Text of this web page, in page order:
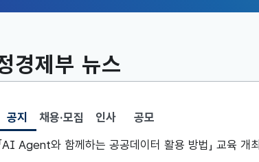
799.59 18.87(상승)
물가정책과
'26.7월 소비자물가 동향
자료 더보기
경제부 뉴스
공지
선택됨
지
AI Agent와 함께하는 공공데이터 활용 방법」 교육 개최
채용·모집 인사 공모